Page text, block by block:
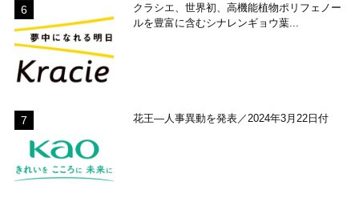
クラシエ、世界初、高機能植物ポリフェノー
ルを豊富に含むシナレンギョウ葉...
花王―人事異動を発表／2024年3月22日付